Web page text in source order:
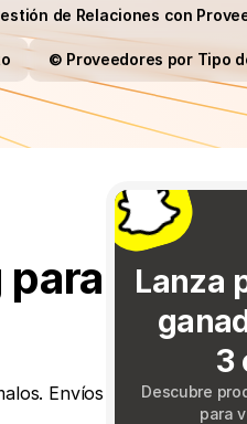
de Relaciones con
©️ Proveedores por Tipo
Envíos
Lanza
3
Descubre
para